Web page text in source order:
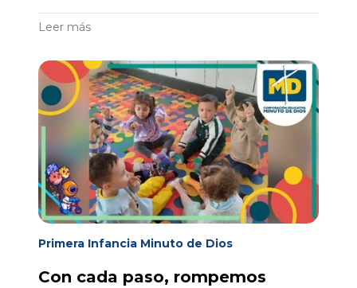
Leer más
Primera Infancia Minuto de Dios
Con cada paso, rompemos